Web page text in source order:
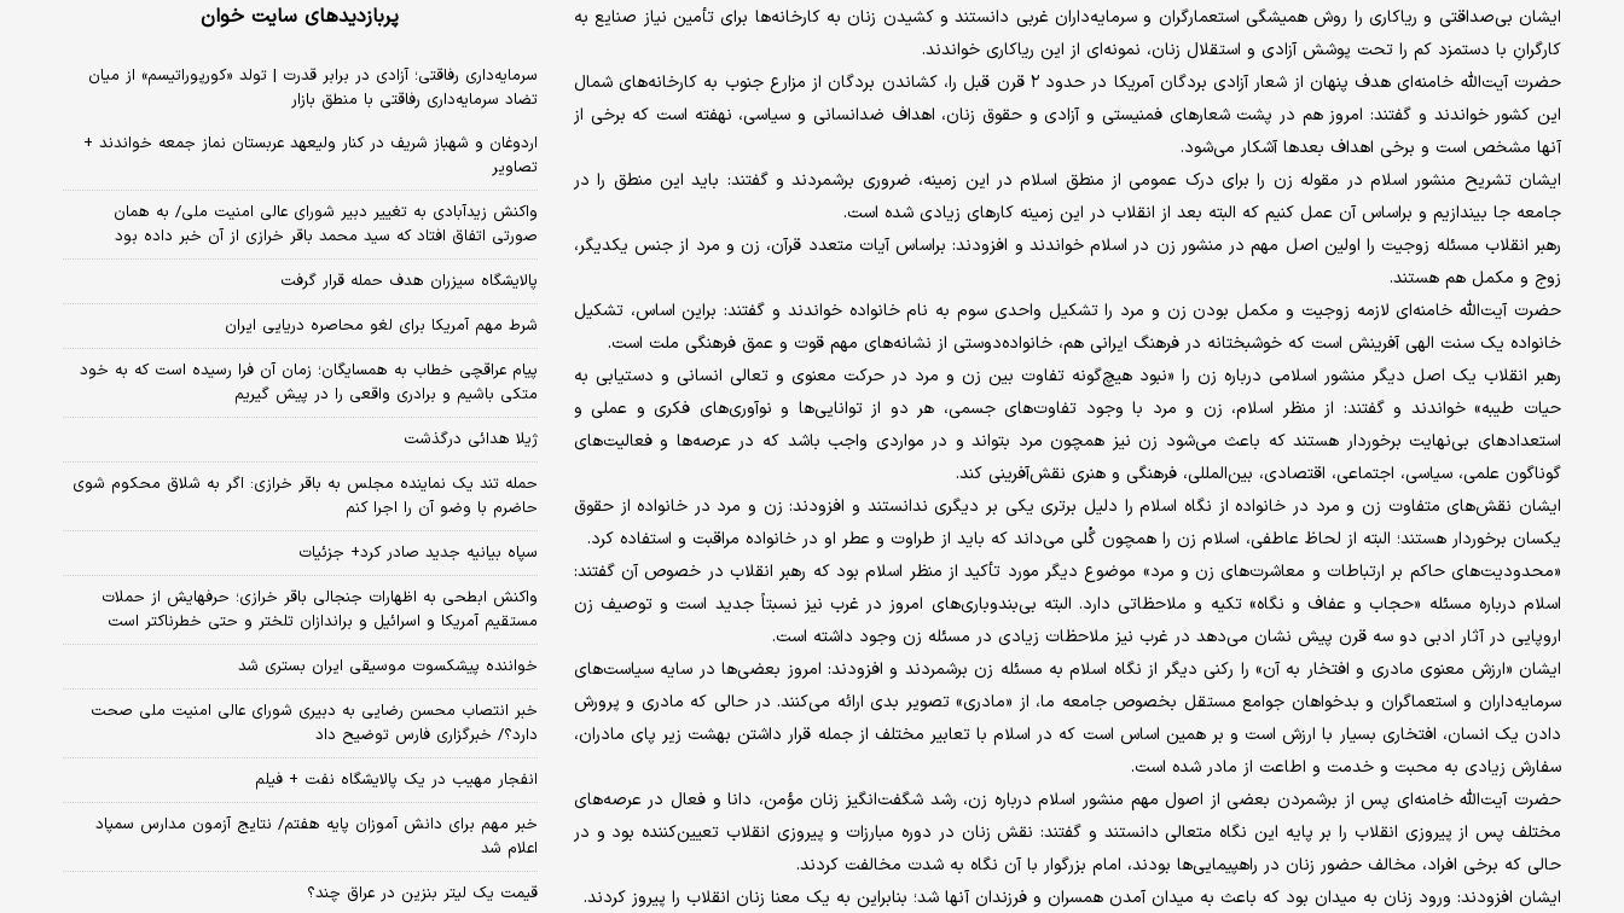
ایشان بی‌صداقتی و ریاکاری را روش همیشگی استعمارگران و سرمایه‌داران غربی دانستند و کشیدن زنان به کارخانه‌ها برای تأمین نیاز صنایع به
کارگرانِ با دستمزد کم را تحت پوشش آزادی و استقلال زنان، نمونه‌ای از این ریاکاری خواندند.
حضرت آیت‌الله خامنه‌ای هدف پنهان از شعار آزادی بردگان آمریکا در حدود ۲ قرن قبل را، کشاندن بردگان از مزارع جنوب به کارخانه‌های شمال
این کشور خواندند و گفتند: امروز هم در پشت شعارهای فمنیستی و آزادی و حقوق زنان، اهداف ضدانسانی و سیاسی، نهفته است که برخی از
آنها مشخص است و برخی اهداف بعدها آشکار می‌شود.
ایشان تشریح منشور اسلام در مقوله زن را برای درک عمومی از منطق اسلام در این زمینه، ضروری برشمردند و گفتند: باید این منطق را در
جامعه جا بیندازیم و براساس آن عمل کنیم که البته بعد از انقلاب در این زمینه کارهای زیادی شده است.
رهبر انقلاب مسئله زوجیت را اولین اصل مهم در منشور زن در اسلام خواندند و افزودند: براساس آیات متعدد قرآن، زن و مرد از جنس یکدیگر،
زوج و مکمل هم هستند.
حضرت آیت‌الله خامنه‌ای لازمه زوجیت و مکمل بودن زن و مرد را تشکیل واحدی سوم به نام خانواده خواندند و گفتند: براین اساس، تشکیل
خانواده یک سنت الهی آفرینش است که خوشبختانه در فرهنگ ایرانی هم، خانواده‌دوستی از نشانه‌های مهم قوت و عمق فرهنگی ملت است.
رهبر انقلاب یک اصل دیگر منشور اسلامی درباره زن را «نبود هیچ‌گونه تفاوت بین زن و مرد در حرکت معنوی و تعالی انسانی و دستیابی به
حیات طیبه» خواندند و گفتند: از منظر اسلام، زن و مرد با وجود تفاوت‌های جسمی، هر دو از توانایی‌ها و نوآوری‌های فکری و عملی و
استعدادهای بی‌نهایت برخوردار هستند که باعث می‌شود زن نیز همچون مرد بتواند و در مواردی واجب باشد که در عرصه‌ها و فعالیت‌های
گوناگون علمی، سیاسی، اجتماعی، اقتصادی، بین‌المللی، فرهنگی و هنری نقش‌آفرینی کند.
ایشان نقش‌های متفاوت زن و مرد در خانواده از نگاه اسلام را دلیل برتری یکی بر دیگری ندانستند و افزودند: زن و مرد در خانواده از حقوق
یکسان برخوردار هستند؛ البته از لحاظ عاطفی، اسلام زن را همچون گُلی می‌داند که باید از طراوت و عطر او در خانواده مراقبت و استفاده کرد.
«محدودیت‌های حاکم بر ارتباطات و معاشرت‌های زن و مرد» موضوع دیگر مورد تأکید از منظر اسلام بود که رهبر انقلاب در خصوص آن گفتند:
اسلام درباره مسئله «حجاب و عفاف و نگاه» تکیه و ملاحظاتی دارد. البته بی‌بندوباری‌های امروز در غرب نیز نسبتاً جدید است و توصیف زن
اروپایی در آثار ادبی دو سه قرن پیش نشان می‌دهد در غرب نیز ملاحظات زیادی در مسئله زن وجود داشته است.
ایشان «ارزش معنوی مادری و افتخار به آن» را رکنی دیگر از نگاه اسلام به مسئله زن برشمردند و افزودند: امروز بعضی‌ها در سایه سیاست‌های
سرمایه‌داران و استعماگران و بدخواهان جوامع مستقل بخصوص جامعه ما، از «مادری» تصویر بدی ارائه می‌کنند. در حالی که مادری و پرورش
دادن یک انسان، افتخاری بسیار با ارزش است و بر همین اساس است که در اسلام با تعابیر مختلف از جمله قرار داشتن بهشت زیر پای مادران،
سفارش زیادی به محبت و خدمت و اطاعت از مادر شده است.
حضرت آیت‌الله خامنه‌ای پس از برشمردن بعضی از اصول مهم منشور اسلام درباره زن، رشد شگفت‌‌انگیز زنان مؤمن، دانا و فعال در عرصه‌های
مختلف پس از پیروزی انقلاب را بر پایه این نگاه متعالی دانستند و گفتند: نقش زنان در دوره مبارزات و پیروزی انقلاب تعیین‌کننده بود و در
حالی که برخی افراد، مخالف حضور زنان در راهپیمایی‌ها بودند، امام بزرگوار با آن نگاه به شدت مخالفت کردند.
ایشان افزودند: ورود زنان به میدان بود که باعث به میدان آمدن همسران و فرزندان آنها شد؛ بنابراین به یک معنا زنان انقلاب را پیروز کردند.
پربازدیدهای سایت خوان
سرمایه‌داری رفاقتی؛ آزادی در برابر قدرت | تولد «کورپوراتیسم» از میان
تضاد سرمایه‌داری رفاقتی با منطق بازار
اردوغان و شهباز شریف در کنار ولیعهد عربستان نماز جمعه خواندند +
تصاویر
واکنش زیدآبادی به تغییر دبیر شورای عالی امنیت ملی/ به همان
صورتی اتفاق افتاد که سید محمد باقر خرازی از آن خبر داده بود
پالایشگاه سیزران هدف حمله قرار گرفت
شرط مهم آمریکا برای لغو محاصره دریایی ایران
پیام عراقچی خطاب به همسایگان؛ زمان آن فرا رسیده است که به خود
متکی باشیم و برادری واقعی را در پیش گیریم
ژیلا هدائی درگذشت
حمله تند یک نماینده مجلس به باقر خرازی: اگر به شلاق محکوم شوی
حاضرم با وضو آن را اجرا کنم
سپاه بیانیه جدید صادر کرد+ جزئیات
واکنش ابطحی به اظهارات جنجالی باقر خرازی؛ حرفهایش از حملات
مستقیم آمریکا و اسرائیل و براندازان تلختر و حتی خطرناکتر است
خواننده پیشکسوت موسیقی ایران بستری شد
خبر انتصاب محسن رضایی به دبیری شورای عالی امنیت ملی صحت
دارد؟/ خبرگزاری فارس توضیح داد
انفجار مهیب در یک پالایشگاه نفت + فیلم
خبر مهم برای دانش آموزان پایه هفتم/ نتایج آزمون مدارس سمپاد
اعلام شد
قیمت یک لیتر بنزین در عراق چند؟